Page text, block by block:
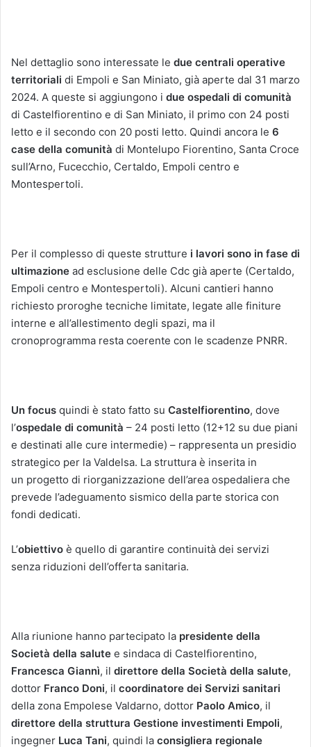
Nel dettaglio sono interessate le due centrali operative
territoriali di Empoli e San Miniato, già aperte dal 31 marzo
2024. A queste si aggiungono i due ospedali di comunità
di Castelfiorentino e di San Miniato, il primo con 24 posti
letto e il secondo con 20 posti letto. Quindi ancora le 6
case della comunità di Montelupo Fiorentino, Santa Croce
sull’Arno, Fucecchio, Certaldo, Empoli centro e
Montespertoli.
Per il complesso di queste strutture i lavori sono in fase di
ultimazione ad esclusione delle Cdc già aperte (Certaldo,
Empoli centro e Montespertoli). Alcuni cantieri hanno
richiesto proroghe tecniche limitate, legate alle finiture
interne e all’allestimento degli spazi, ma il
cronoprogramma resta coerente con le scadenze PNRR.
Un focus quindi è stato fatto su Castelfiorentino, dove
l’ospedale di comunità – 24 posti letto (12+12 su due piani
e destinati alle cure intermedie) – rappresenta un presidio
strategico per la Valdelsa. La struttura è inserita in
un progetto di riorganizzazione dell’area ospedaliera che
prevede l’adeguamento sismico della parte storica con
fondi dedicati.
L’obiettivo è quello di garantire continuità dei servizi
senza riduzioni dell’offerta sanitaria.
Alla riunione hanno partecipato la presidente della
Società della salute e sindaca di Castelfiorentino,
Francesca Giannì, il direttore della Società della salute,
dottor Franco Doni, il coordinatore dei Servizi sanitari
della zona Empolese Valdarno, dottor Paolo Amico, il
direttore della struttura Gestione investimenti Empoli,
ingegner Luca Tani, quindi la consigliera regionale